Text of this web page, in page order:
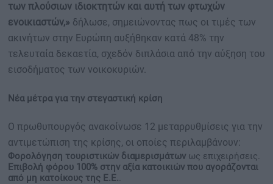
των πλούσιων ιδιοκτητών και αυτή των φτωχών
ενοικιαστών,» δήλωσε, σημειώνοντας πως οι τιμές των
ακινήτων στην Ευρώπη αυξήθηκαν κατά 48% την
τελευταία δεκαετία, σχεδόν διπλάσια από την αύξηση του
εισοδήματος των νοικοκυριών.
Νέα μέτρα για την στεγαστική κρίση
Ο πρωθυπουργός ανακοίνωσε 12 μεταρρυθμίσεις για την
αντιμετώπιση της κρίσης, οι οποίες περιλαμβάνουν:
Φορολόγηση τουριστικών διαμερισμάτων ως επιχειρήσεις.
Επιβολή φόρου 100% στην αξία κατοικιών που αγοράζονται
από μη κατοίκους της Ε.Ε..